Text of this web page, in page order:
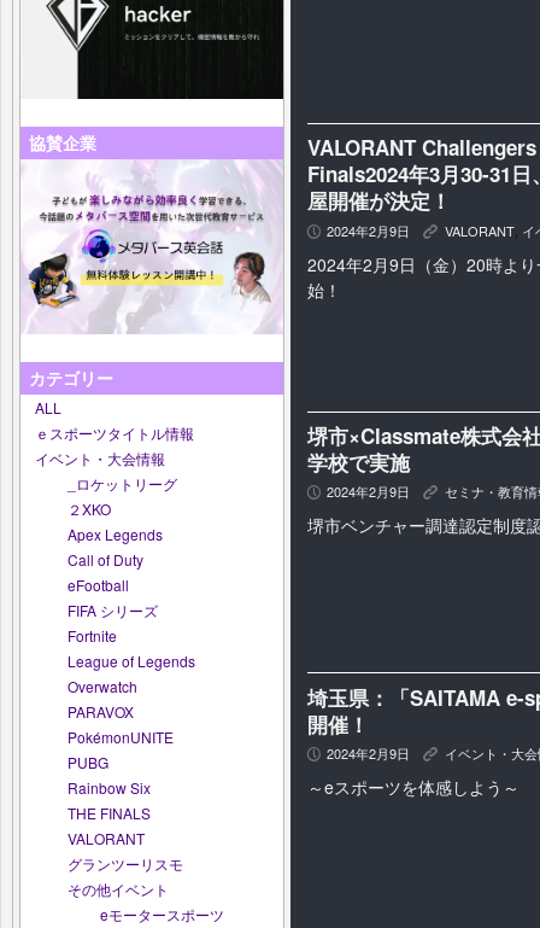
協賛企業
カテゴリー
ALL
ｅスポーツタイトル情報
イベント・大会情報
_ロケットリーグ
２XKO
Apex Legends
Call of Duty
eFootball
FIFA シリーズ
Fortnite
League of Legends
Overwatch
PARAVOX
PokémonUNITE
PUBG
Rainbow Six
THE FINALS
VALORANT
グランツーリスモ
その他イベント
eモータースポーツ
VALORANT
Finals2024年3月30-31
屋開催が決定！
P 2024年2月9日 K VALORANT イ
2024年2月9日（金）20時よ
始！
堺市×Classmate株式会
学校で実施
P 2024年2月9日 K セミナ・教育
堺市ベンチャー調達認定制度
埼玉県：「SAITAMA e-
開催！
P 2024年2月9日 K イベント・大
～eスポーツを体感しよう～